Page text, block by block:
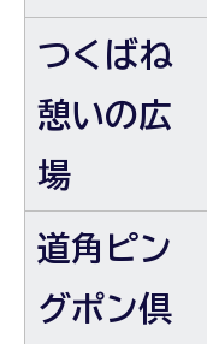
つくばね
憩いの広
場
道角ピン
グポン倶